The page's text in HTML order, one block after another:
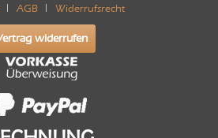
AGB Widerrufsrecht
widerrufen